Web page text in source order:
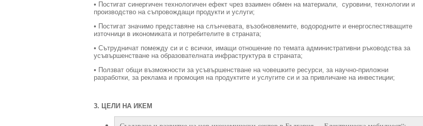
• Постигат синергичен технологичен ефект чрез взаимен обмен на материали, суровини, технологии и
производство на съпровождащи продукти и услуги;
• Постигат значимо представяне на слънчевата, възобновяемите, водородните и енергоспестяващите
източници в икономиката и потребителите в страната;
• Сътрудничат помежду си и с всички, имащи отношение по темата административни ръководства за
усъвършенстване на образователната инфраструктура в страната;
• Ползват общи възможности за усъвършенстване на човешките ресурси, за научно-приложни
разработки, за реклама и промоция на продуктите и услугите си и за привличане на инвестиции;
3. ЦЕЛИ НА ИКЕМ